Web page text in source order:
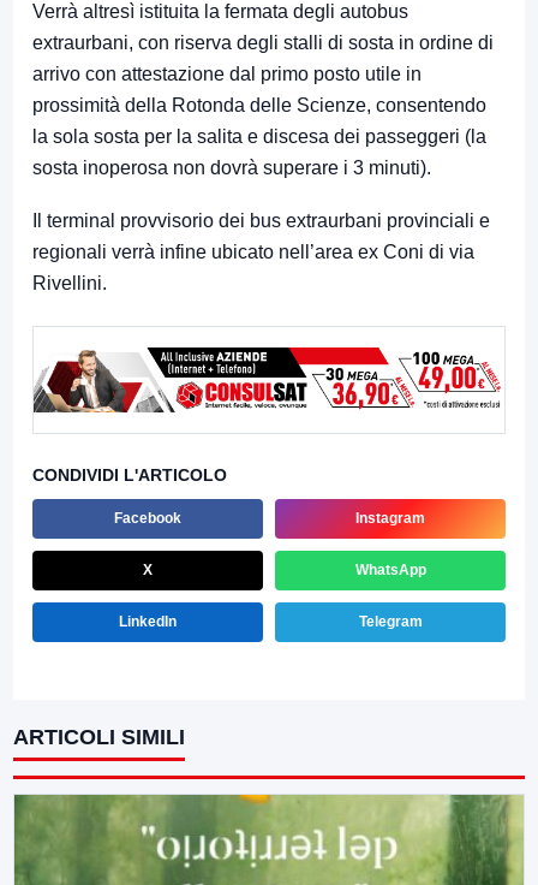
Verrà altresì istituita la fermata degli autobus
extraurbani, con riserva degli stalli di sosta in ordine di
arrivo con attestazione dal primo posto utile in
prossimità della Rotonda delle Scienze, consentendo
la sola sosta per la salita e discesa dei passeggeri (la
sosta inoperosa non dovrà superare i 3 minuti).
Il terminal provvisorio dei bus extraurbani provinciali e
regionali verrà infine ubicato nell’area ex Coni di via
Rivellini.
CONDIVIDI L'ARTICOLO
Facebook Instagram
X WhatsApp
LinkedIn Telegram
ARTICOLI SIMILI